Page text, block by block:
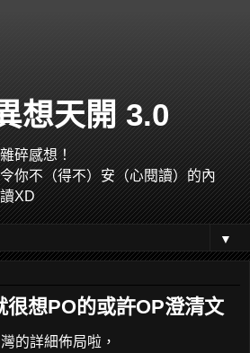
想天開 3.0
碎感想！
你不（得不）安（心閱讀）的內
XD
▼
很想PO的或許OP澄清文
的詳細佈局啦，